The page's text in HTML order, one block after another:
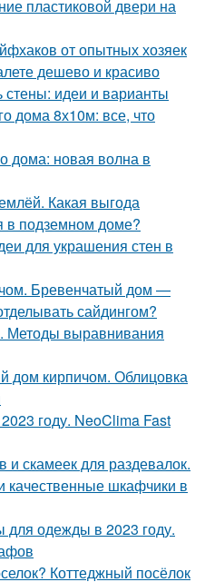
пластиковой двери на
от опытных хозяек
дешево и красиво
идеи и варианты
дома 8х10м: все, что
дома: новая волна в
Какая выгода
в подземном доме?
для украшения стен в
Бревенчатый дом —
сайдингом?
Методы выравнивания
дом кирпичом. Облицовка
году. NeoClima Fast
скамеек для раздевалок.
шкафчики в
одежды в 2023 году.
Коттеджный посёлок